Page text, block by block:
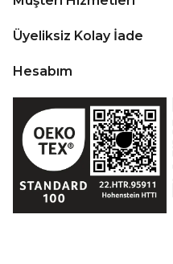
Üyeliksiz Kolay İade
Hesabım